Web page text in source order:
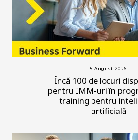
5 August 2026
Încă 100 de locuri
pentru IMM-uri în
training pentru
artificială